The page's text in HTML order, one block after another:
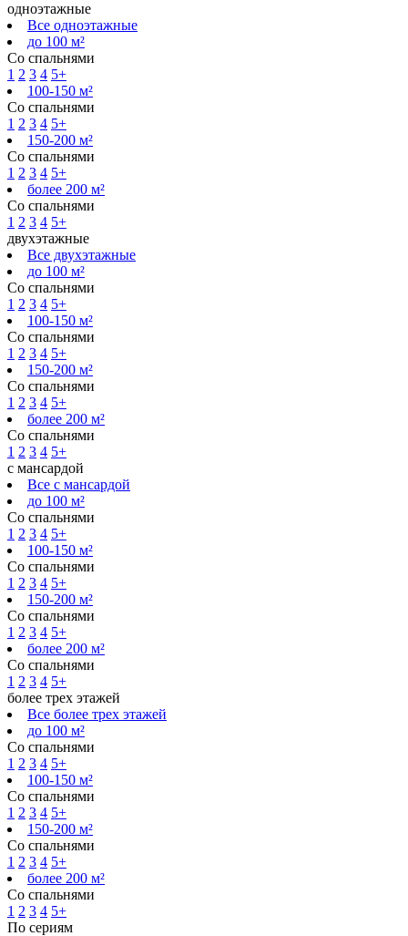
одноэтажные
Все одноэтажные
до 100 м²
Со спальнями
1 2 3 4 5+
100-150 м²
Со спальнями
1 2 3 4 5+
150-200 м²
Со спальнями
1 2 3 4 5+
более 200 м²
Со спальнями
1 2 3 4 5+
двухэтажные
Все двухэтажные
до 100 м²
Со спальнями
1 2 3 4 5+
100-150 м²
Со спальнями
1 2 3 4 5+
150-200 м²
Со спальнями
1 2 3 4 5+
более 200 м²
Со спальнями
1 2 3 4 5+
с мансардой
Все с мансардой
до 100 м²
Со спальнями
1 2 3 4 5+
100-150 м²
Со спальнями
1 2 3 4 5+
150-200 м²
Со спальнями
1 2 3 4 5+
более 200 м²
Со спальнями
1 2 3 4 5+
более трех этажей
Все более трех этажей
до 100 м²
Со спальнями
1 2 3 4 5+
100-150 м²
Со спальнями
1 2 3 4 5+
150-200 м²
Со спальнями
1 2 3 4 5+
более 200 м²
Со спальнями
1 2 3 4 5+
По сериям